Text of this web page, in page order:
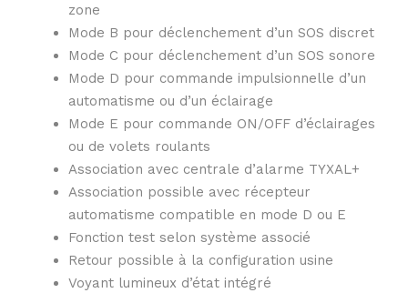
zone
Mode B pour déclenchement d’un SOS discret
Mode C pour déclenchement d’un SOS sonore
Mode D pour commande impulsionnelle d’un
automatisme ou d’un éclairage
Mode E pour commande ON/OFF d’éclairages
ou de volets roulants
Association avec centrale d’alarme TYXAL+
Association possible avec récepteur
automatisme compatible en mode D ou E
Fonction test selon système associé
Retour possible à la configuration usine
Voyant lumineux d’état intégré